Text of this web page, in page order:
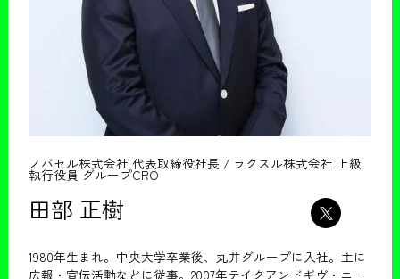
ノバセル株式会社 代表取締役社長 / ラクスル株式会社 上級
執行役員 グループCRO
田部 正樹
1980年生まれ。中央大学卒業後、丸井グループに入社。主に
広報・宣伝活動などに従事。2007年テイクアンドギヴ・ニー